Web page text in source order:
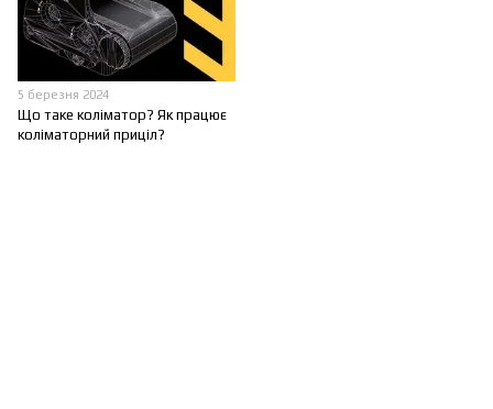
5 березня 2024
Що таке коліматор? Як працює
коліматорний приціл?